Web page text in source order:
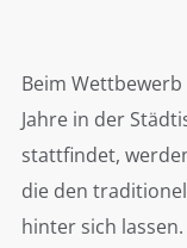
Beim Wettbewerb
Jahre in der
stattfindet,
die den
hinter sich